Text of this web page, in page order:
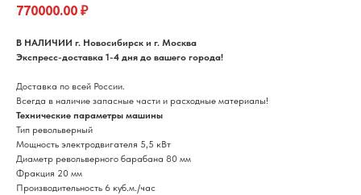
770000.00 ₽
В НАЛИЧИИ г. Новосибирск и г. Москва
Экспресс-доставка 1-4 дня до вашего города!
Доставка по всей России.
Всегда в наличие запасные части и расходные материалы!
Технические параметры машины
Тип револьверный
Мощность электродвигателя 5,5 кВт
Диаметр револьверного барабана 80 мм
Фракция 20 мм
Производительность 6 куб.м./час